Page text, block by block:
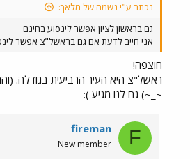
נכתב ע"י נשמה של מלאך:
גם בראשון לציון אפשר לינסוע בחינם
אני חייב לדעת אם גם בראשל"צ אפשר
חוצפה!
ראשל"צ היא העיר הרביעית בגודלה.
~_~) גם לנו מגיע ):
F
fireman
New member